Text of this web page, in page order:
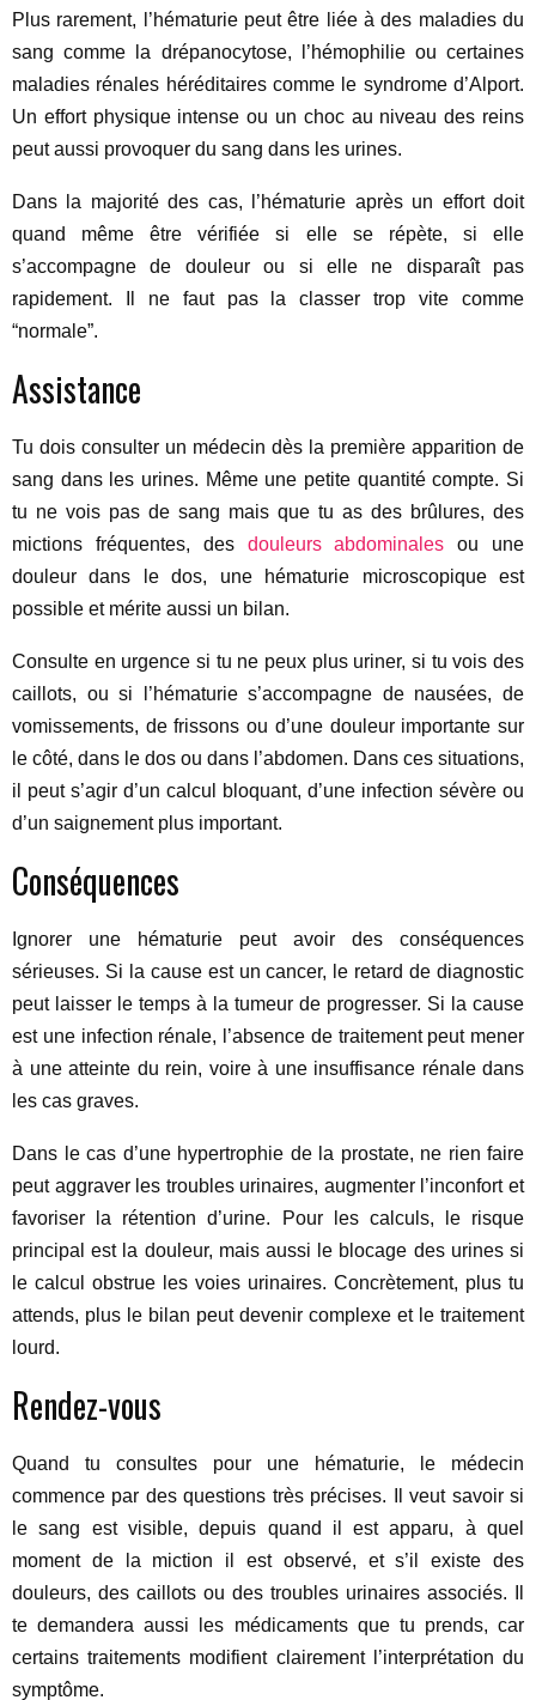
Plus rarement, l’hématurie peut être liée à des maladies du
sang comme la drépanocytose, l’hémophilie ou certaines
maladies rénales héréditaires comme le syndrome d’Alport.
Un effort physique intense ou un choc au niveau des reins
peut aussi provoquer du sang dans les urines.
Dans la majorité des cas, l’hématurie après un effort doit
quand même être vérifiée si elle se répète, si elle
s’accompagne de douleur ou si elle ne disparaît pas
rapidement. Il ne faut pas la classer trop vite comme
“normale”.
Assistance
Tu dois consulter un médecin dès la première apparition de
sang dans les urines. Même une petite quantité compte. Si
tu ne vois pas de sang mais que tu as des brûlures, des
mictions fréquentes, des douleurs abdominales ou une
douleur dans le dos, une hématurie microscopique est
possible et mérite aussi un bilan.
Consulte en urgence si tu ne peux plus uriner, si tu vois des
caillots, ou si l’hématurie s’accompagne de nausées, de
vomissements, de frissons ou d’une douleur importante sur
le côté, dans le dos ou dans l’abdomen. Dans ces situations,
il peut s’agir d’un calcul bloquant, d’une infection sévère ou
d’un saignement plus important.
Conséquences
Ignorer une hématurie peut avoir des conséquences
sérieuses. Si la cause est un cancer, le retard de diagnostic
peut laisser le temps à la tumeur de progresser. Si la cause
est une infection rénale, l’absence de traitement peut mener
à une atteinte du rein, voire à une insuffisance rénale dans
les cas graves.
Dans le cas d’une hypertrophie de la prostate, ne rien faire
peut aggraver les troubles urinaires, augmenter l’inconfort et
favoriser la rétention d’urine. Pour les calculs, le risque
principal est la douleur, mais aussi le blocage des urines si
le calcul obstrue les voies urinaires. Concrètement, plus tu
attends, plus le bilan peut devenir complexe et le traitement
lourd.
Rendez-vous
Quand tu consultes pour une hématurie, le médecin
commence par des questions très précises. Il veut savoir si
le sang est visible, depuis quand il est apparu, à quel
moment de la miction il est observé, et s’il existe des
douleurs, des caillots ou des troubles urinaires associés. Il
te demandera aussi les médicaments que tu prends, car
certains traitements modifient clairement l’interprétation du
symptôme.